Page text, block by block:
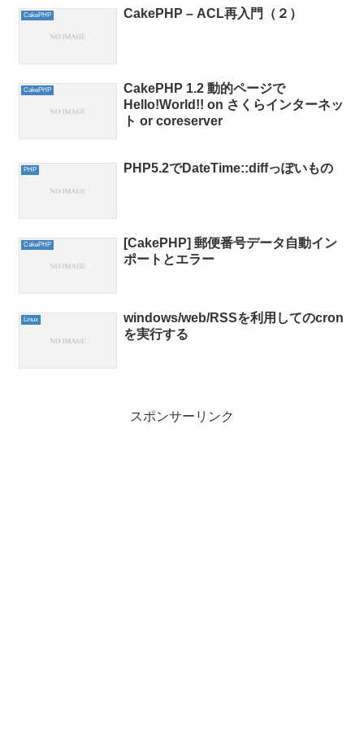
CakePHP CakePHP – ACL再入門（２）
CakePHP
CakePHP 1.2 動的ページで
Hello!World!! on さくらインターネッ
ト or coreserver
PHP PHP5.2でDateTime::diffっぽいもの
CakePHP
[CakePHP] 郵便番号データ自動イン
ポートとエラー
Linux
windows/web/RSSを利用してのcron
を実行する
スポンサーリンク